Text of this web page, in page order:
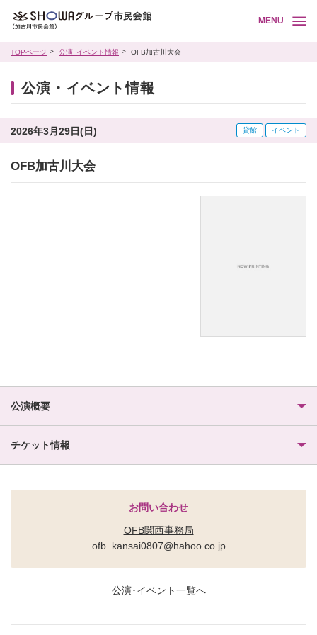
MENU
TOPページ 公演･イベント情報 OFB加古川大会
公演・イベント情報
2026年3月29日(日) 貸館 イベント
OFB加古川大会
公演概要
チケット情報
お問い合わせ
OFB関西事務局
ofb_kansai0807@hahoo.co.jp
公演･イベント一覧へ